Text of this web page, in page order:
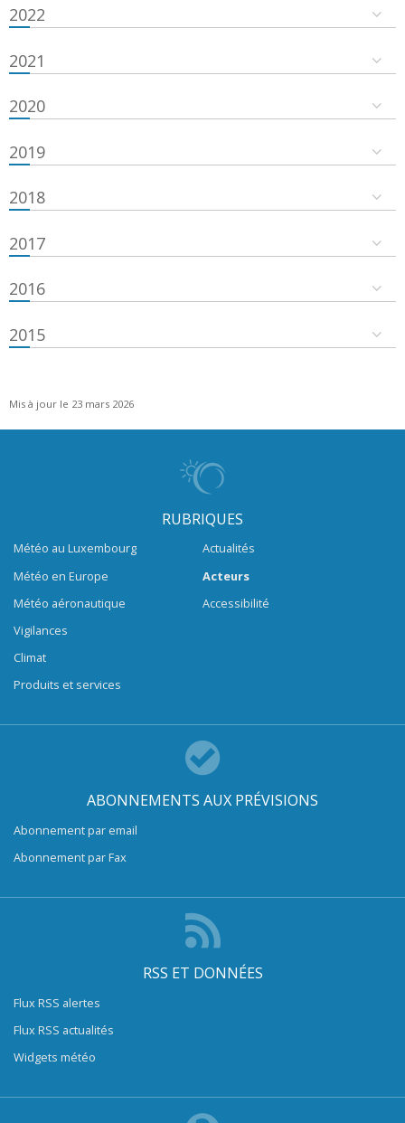
2022
2021
2020
2019
2018
2017
2016
2015
Mis à jour le 23 mars 2026
RUBRIQUES
Météo au Luxembourg
Météo en Europe
Météo aéronautique
Vigilances
Climat
Produits et services
Actualités
Acteurs
Accessibilité
ABONNEMENTS AUX PRÉVISIONS
Abonnement par email
Abonnement par Fax
RSS ET DONNÉES
Flux RSS alertes
Flux RSS actualités
Widgets météo